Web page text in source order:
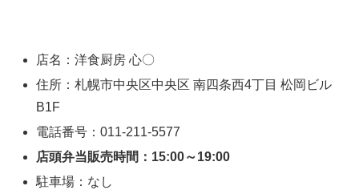
店名：洋食厨房 心〇
住所：札幌市中央区中央区 南四条西4丁目 松岡ビル
B1F
電話番号：011-211-5577
店頭弁当販売時間：15:00～19:00
駐車場：なし